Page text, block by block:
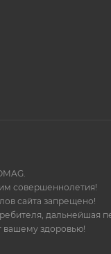
совершеннолетия!
сайта запрещено!
дальнейшая
вашему здоровью!